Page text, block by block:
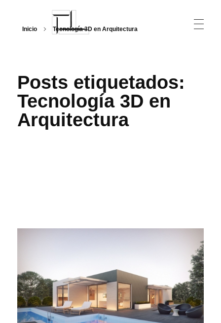
Inicio Tecnología 3D en Arquitectura
Posts etiquetados:
Tecnología 3D en
Arquitectura